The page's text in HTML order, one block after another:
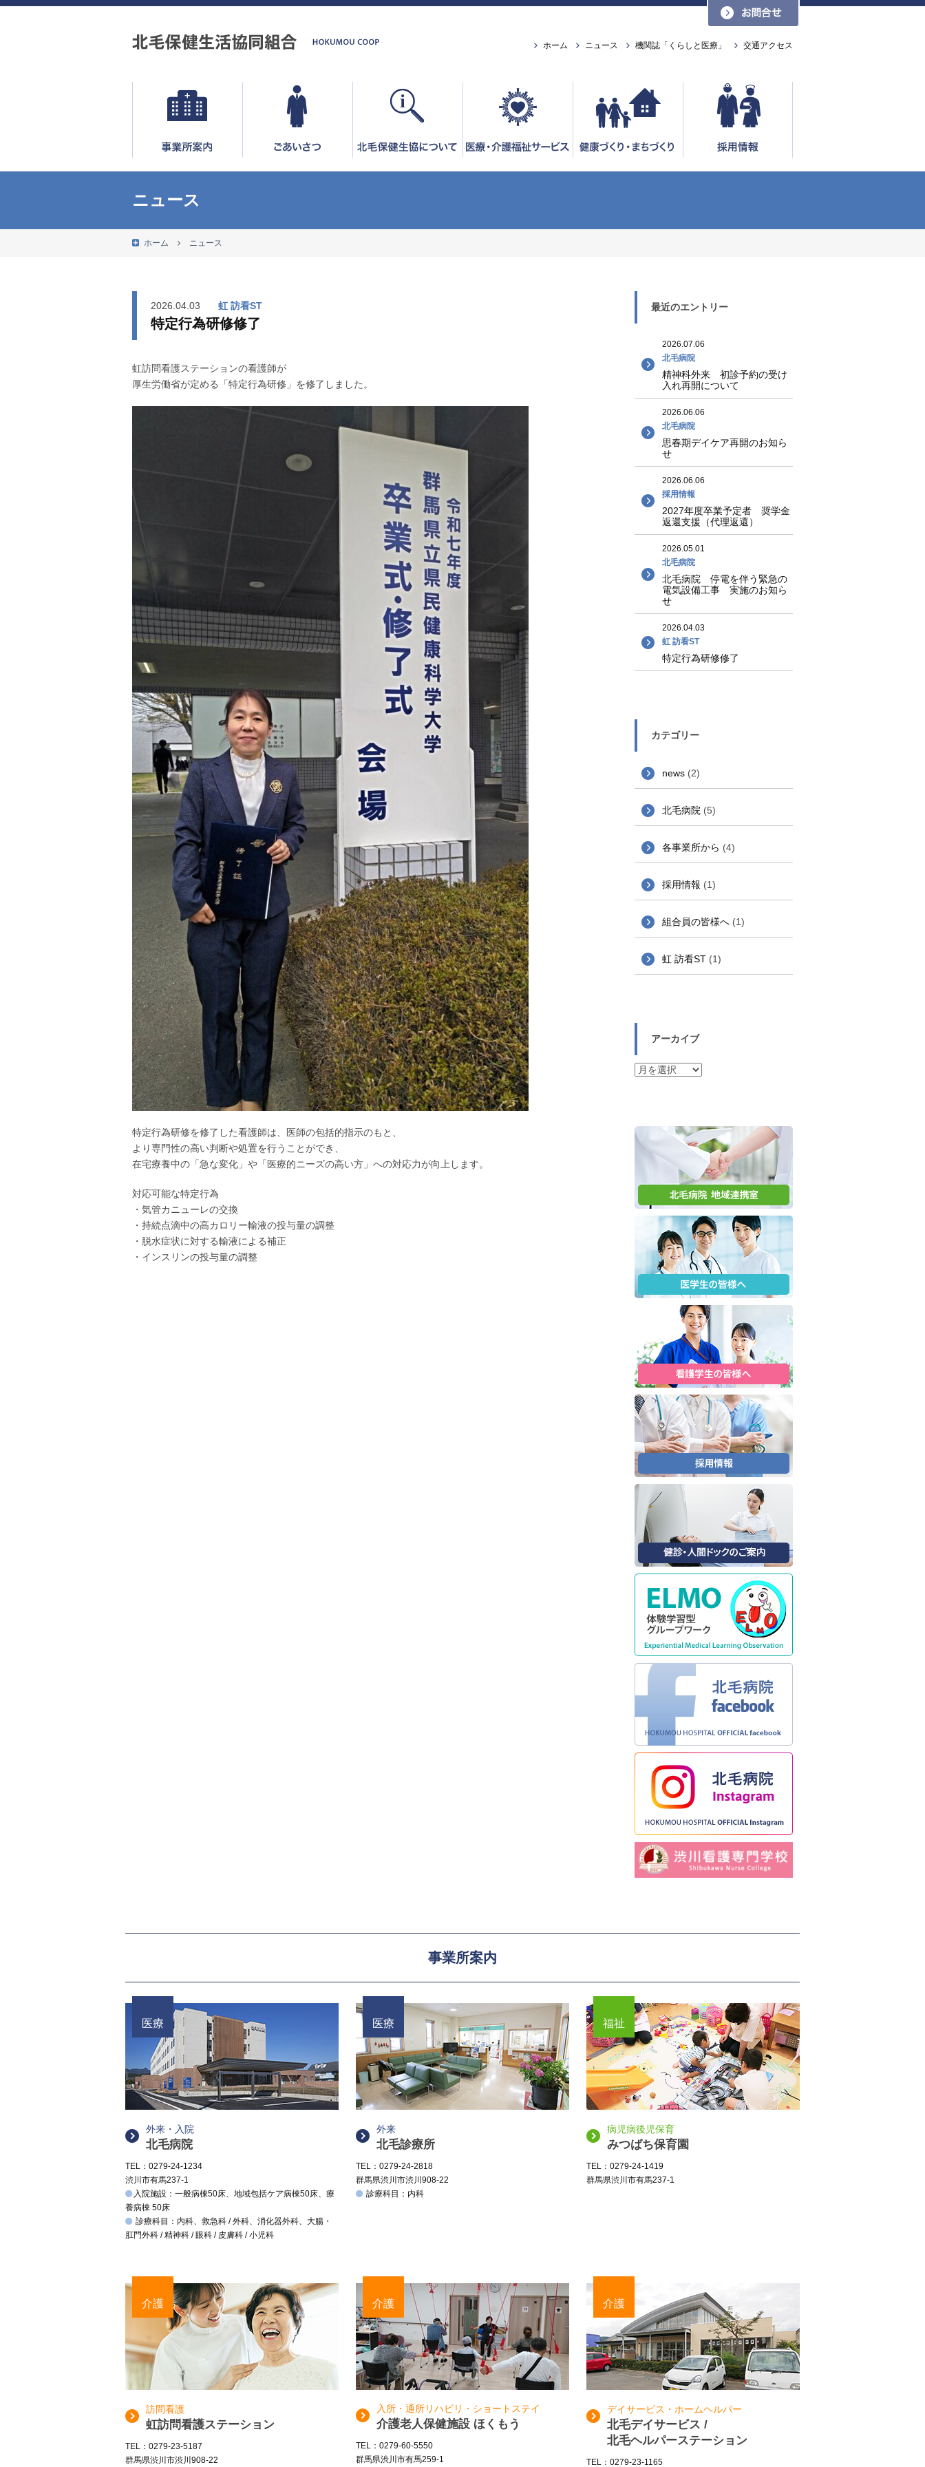
ホーム ニュース 機関誌「くらしと医療」 交通アクセス
お問い合わせ
ニュース
ホーム ニュース
2026.04.03 虹 訪看ST
特定行為研修修了
虹訪問看護ステーションの看護師が
厚生労働省が定める「特定行為研修」を修了しました。
特定行為研修を修了した看護師は、医師の包括的指示のもと、
より専門性の高い判断や処置を行うことができ、
在宅療養中の「急な変化」や「医療的ニーズの高い方」への対応力が向上します。
対応可能な特定行為
・気管カニューレの交換
・持続点滴中の高カロリー輸液の投与量の調整
・脱水症状に対する輸液による補正
・インスリンの投与量の調整
最近のエントリー
2026.07.06
北毛病院
精神科外来 初診予約の受け
入れ再開について
2026.06.06
北毛病院
思春期デイケア再開のお知ら
せ
2026.06.06
採用情報
2027年度卒業予定者 奨学金
返還支援（代理返還）
2026.05.01
北毛病院
北毛病院 停電を伴う緊急の
電気設備工事 実施のお知ら
せ
2026.04.03
虹 訪看ST
特定行為研修修了
カテゴリー
news (2)
北毛病院 (5)
各事業所から (4)
採用情報 (1)
組合員の皆様へ (1)
虹 訪看ST (1)
アーカイブ
事業所案内
医療
外来・入院
北毛病院
TEL：0279-24-1234
渋川市有馬237-1
入院施設：一般病棟50床、地域包括ケア病棟50床、療
養病棟 50床
診療科目：内科、救急科 / 外科、消化器外科、大腸・
肛門外科 / 精神科 / 眼科 / 皮膚科 / 小児科
医療
外来
北毛診療所
TEL：0279-24-2818
群馬県渋川市渋川908-22
診療科目：内科
福祉
病児病後児保育
みつばち保育園
TEL：0279-24-1419
群馬県渋川市有馬237-1
介護
訪問看護
虹訪問看護ステーション
TEL：0279-23-5187
群馬県渋川市渋川908-22
介護
入所・通所リハビリ・ショートステイ
介護老人保健施設 ほくもう
TEL：0279-60-5550
群馬県渋川市有馬259-1
介護
デイサービス・ホームヘルパー
北毛デイサービス /
北毛ヘルパーステーション
TEL：0279-23-1165